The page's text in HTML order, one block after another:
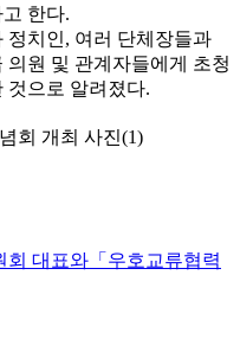
한다.
정치인, 여러 단체장들과
원 및 관계자들에게 초청
것으로 알려졌다.
대표와「우호교류협력